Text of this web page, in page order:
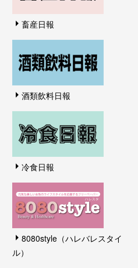
畜産日報
酒類飲料日報
冷食日報
8080style（ハレバレスタイ
ル）